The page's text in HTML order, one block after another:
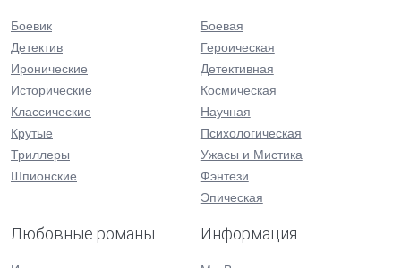
Боевик
Детектив
Иронические
Исторические
Классические
Крутые
Триллеры
Шпионские
Боевая
Героическая
Детективная
Космическая
Научная
Психологическая
Ужасы и Мистика
Фэнтези
Эпическая
Любовные романы Информация